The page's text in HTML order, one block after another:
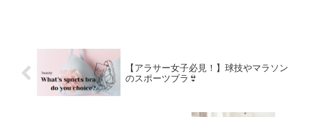
【アラサー女子必見！】球技やマラソン
のスポーツブラ👙